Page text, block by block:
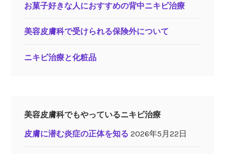
お菓子好きな人におすすめの背中ニキビ治療
美容皮膚科で受けられる保険外について
ニキビ治療と化粧品
美容皮膚科でもやっているニキビ治療
皮膚に潜む炎症の正体を知る 2026年5月22日